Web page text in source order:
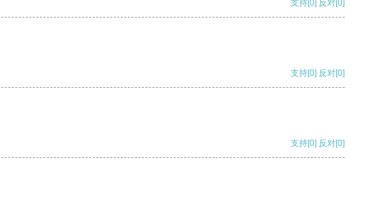
支持[0] 反对[0]
支持[0] 反对[0]
支持[0] 反对[0]